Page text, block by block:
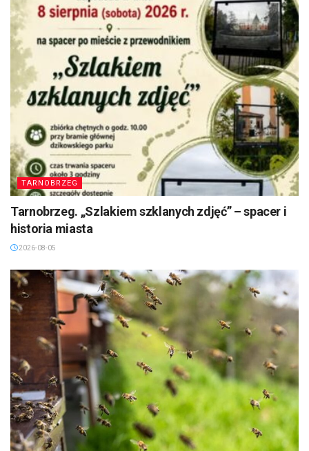
TARNOBRZEG
Tarnobrzeg. „Szlakiem szklanych zdjęć” – spacer i
historia miasta
2026-08-05